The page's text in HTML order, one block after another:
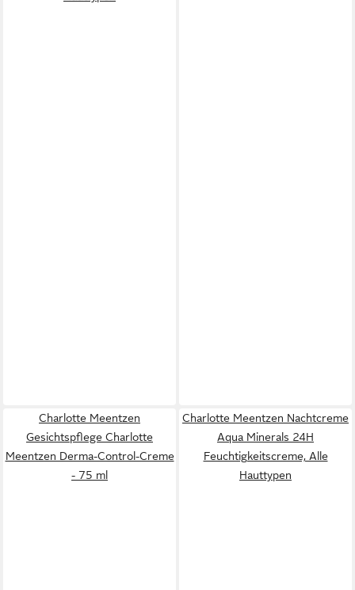
Charlotte Meentzen
Gesichtspflege Charlotte
Meentzen Derma-Control-Creme
- 75 ml
Charlotte Meentzen Nachtcreme
Aqua Minerals 24H
Feuchtigkeitscreme, Alle
Hauttypen